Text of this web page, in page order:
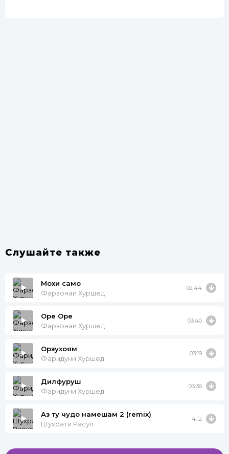
Слушайте также
Мохи само
Фарзонаи Хуршед
02:44
Оре Оре
Фарзонаи Хуршед
03:40
Орзухоям
Фаридуни Хуршед
03:19
Дилфуруш
Фаридуни Хуршед
03:36
Аз ту чудо намешам 2 (remix)
Шухрати Расул
4:12